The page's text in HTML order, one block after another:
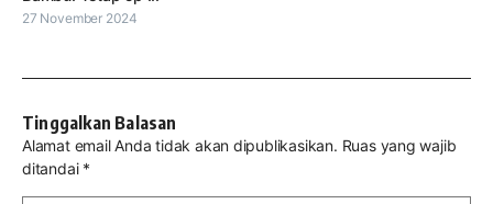
27 November 2024
Tinggalkan Balasan
Alamat email Anda tidak akan dipublikasikan. Ruas yang wajib
ditandai *